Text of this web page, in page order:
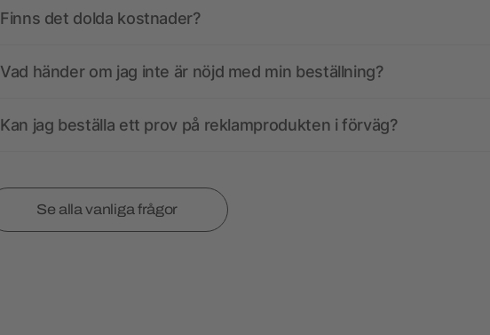
Finns det dolda kostnader?
Vad händer om jag inte är nöjd med min beställning?
Kan jag beställa ett prov på reklamprodukten i förväg?
Se alla vanliga frågor